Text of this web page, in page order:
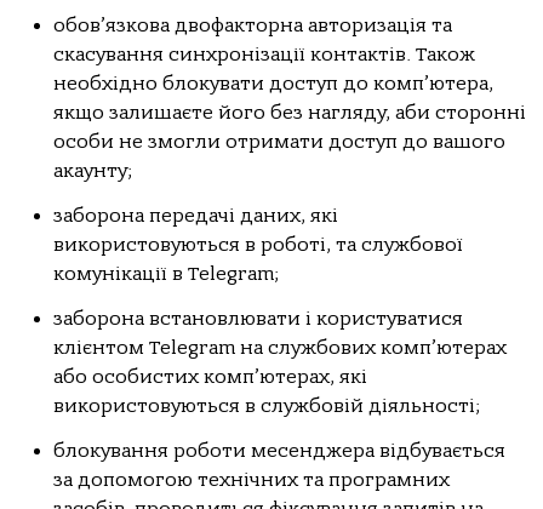
обов’язкова двофакторна авторизація та
скасування синхронізації контактів. Також
необхідно блокувати доступ до комп’ютера,
якщо залишаєте його без нагляду, аби сторонні
особи не змогли отримати доступ до вашого
акаунту;
заборона передачі даних, які
використовуються в роботі, та службової
комунікації в Telegram;
заборона встановлювати і користуватися
клієнтом Telegram на службових комп’ютерах
або особистих комп’ютерах, які
використовуються в службовій діяльності;
блокування роботи месенджера відбувається
за допомогою технічних та програмних